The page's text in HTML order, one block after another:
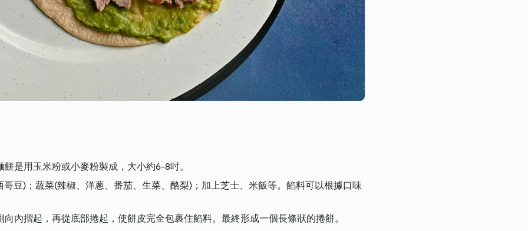
是用玉米粉或小麥粉製成，大小約6-8吋。
豆)；蔬菜(辣椒、洋蔥、番茄、生菜、酪梨)；加上芝士、米飯等。餡料可以根據口味
內摺起，再從底部捲起，使餅皮完全包裹住餡料。最終形成一個長條狀的捲餅。